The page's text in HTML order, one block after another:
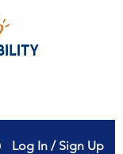
Log In / Sign Up